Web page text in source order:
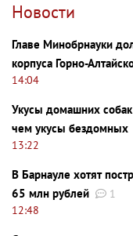
Новости
Главе Минобрнауки
корпуса Горно-
14:04
Укусы домашних
чем укусы бездомных
13:22
В Барнауле хотят
65 млн рублей
1
12:48